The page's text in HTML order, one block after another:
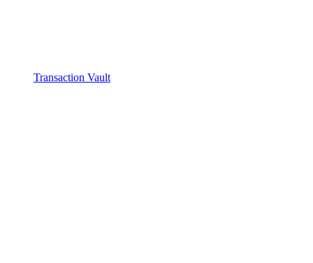
Transaction Vault